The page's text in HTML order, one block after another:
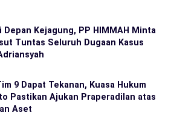
Depan Kejagung, PP HIMMAH Minta
Tuntas Seluruh Dugaan Kasus
9 Dapat Tekanan, Kuasa Hukum
Pastikan Ajukan Praperadilan atas
Aset